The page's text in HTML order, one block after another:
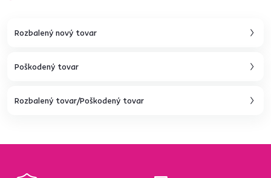
Rozbalený nový tovar
Poškodený tovar
Rozbalený tovar/Poškodený tovar